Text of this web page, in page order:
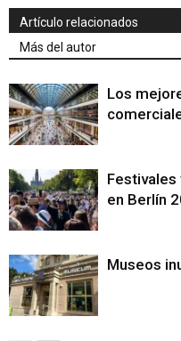
Artículo relacionados
Más del autor
Los
en Berlín
Museos